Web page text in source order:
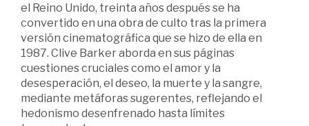
el Reino Unido, treinta años después se ha
convertido en una obra de culto tras la primera
versión cinematográfica que se hizo de ella en
1987. Clive Barker aborda en sus páginas
cuestiones cruciales como el amor y la
desesperación, el deseo, la muerte y la sangre,
mediante metáforas sugerentes, reflejando el
hedonismo desenfrenado hasta límites